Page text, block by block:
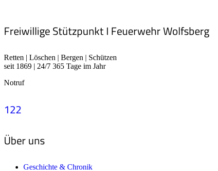
Freiwillige Stützpunkt I Feuerwehr Wolfsberg
Retten | Löschen | Bergen | Schützen
seit 1869 | 24/7 365 Tage im Jahr
Notruf
122
Über uns
Geschichte & Chronik